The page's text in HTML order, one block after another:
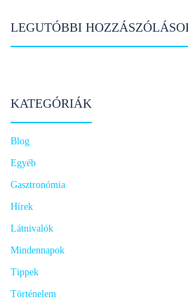
LEGUTÓBBI
KATEGÓRIÁK
Blog
Egyéb
Gasztronómia
Hírek
Látnivalók
Mindennapok
Tippek
Történelem